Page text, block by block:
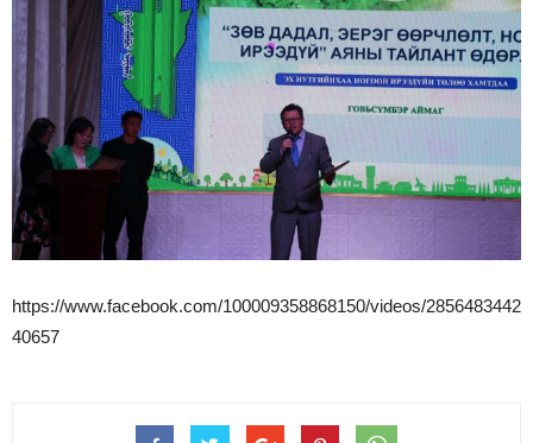
https://www.facebook.com/100009358868150/videos/2856483442
40657